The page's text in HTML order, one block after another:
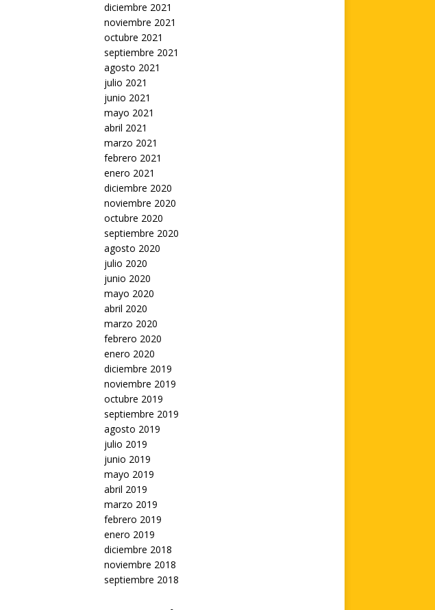
diciembre 2021
noviembre 2021
octubre 2021
septiembre 2021
agosto 2021
julio 2021
junio 2021
mayo 2021
abril 2021
marzo 2021
febrero 2021
enero 2021
diciembre 2020
noviembre 2020
octubre 2020
septiembre 2020
agosto 2020
julio 2020
junio 2020
mayo 2020
abril 2020
marzo 2020
febrero 2020
enero 2020
diciembre 2019
noviembre 2019
octubre 2019
septiembre 2019
agosto 2019
julio 2019
junio 2019
mayo 2019
abril 2019
marzo 2019
febrero 2019
enero 2019
diciembre 2018
noviembre 2018
septiembre 2018